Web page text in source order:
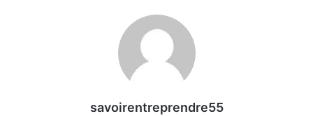
savoirentreprendre55